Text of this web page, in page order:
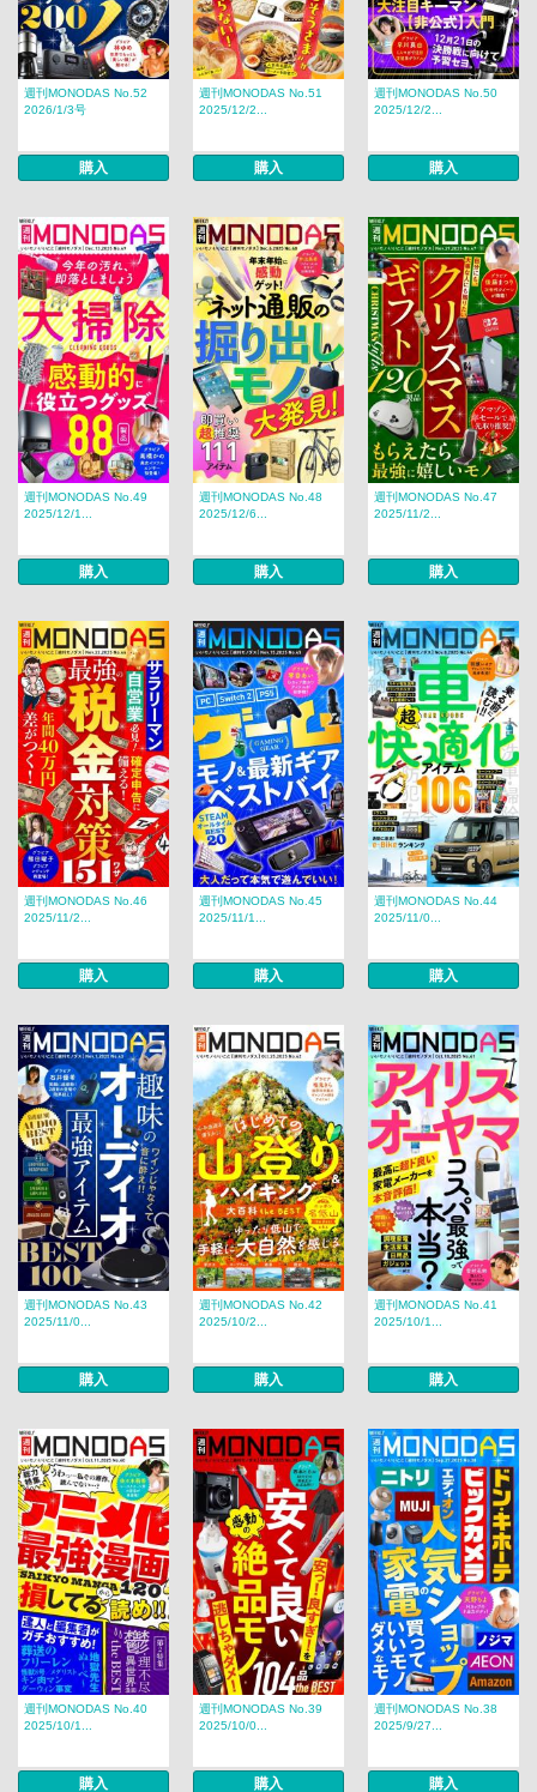
週刊MONODAS No.52
2026/1/3号
購入
週刊MONODAS No.51
2025/12/2...
購入
週刊MONODAS No.50
2025/12/2...
購入
週刊MONODAS No.49
2025/12/1...
購入
週刊MONODAS No.48
2025/12/6...
購入
週刊MONODAS No.47
2025/11/2...
購入
週刊MONODAS No.46
2025/11/2...
購入
週刊MONODAS No.45
2025/11/1...
購入
週刊MONODAS No.44
2025/11/0...
購入
週刊MONODAS No.43
2025/11/0...
購入
週刊MONODAS No.42
2025/10/2...
購入
週刊MONODAS No.41
2025/10/1...
購入
週刊MONODAS No.40
2025/10/1...
購入
週刊MONODAS No.39
2025/10/0...
購入
週刊MONODAS No.38
2025/9/27...
購入